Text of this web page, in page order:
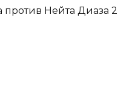
против Нейта Диаза 2